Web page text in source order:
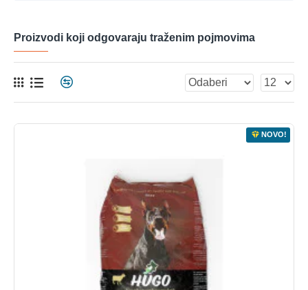
Proizvodi koji odgovaraju traženim pojmovima
NOVO!